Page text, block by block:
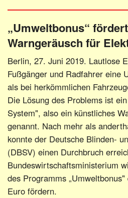
„Umweltbonus“
Warngeräusch für
Berlin, 27. Juni 2019. Lautlose
Fußgänger und Radfahrer eine
als bei herkömmlichen
Die Lösung des Problems ist
System", also ein künstliches
genannt. Nach mehr als
konnte der Deutsche Blinden-
(DBSV) einen Durchbruch
Bundeswirtschaftsministerium
des Programms
Euro fördern.